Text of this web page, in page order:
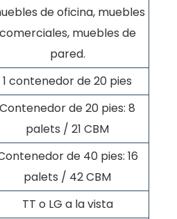
de oficina, muebles
comerciales, muebles de
pared.
1 contenedor de 20 pies
Contenedor de 20 pies: 8
palets / 21 CBM
de 40 pies: 16
palets / 42 CBM
TT o LG a la vista